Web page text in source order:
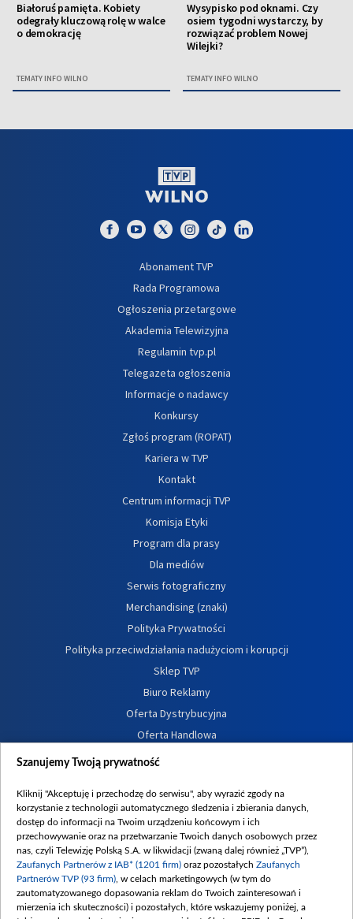
Białoruś pamięta. Kobiety
odegrały kluczową rolę w walce
o demokrację
TEMATY INFO WILNO
Wysypisko pod oknami. Czy
osiem tygodni wystarczy, by
rozwiązać problem Nowej
Wilejki?
TEMATY INFO WILNO
Abonament TVP
Rada Programowa
Ogłoszenia przetargowe
Akademia Telewizyjna
Regulamin tvp.pl
Telegazeta ogłoszenia
Informacje o nadawcy
Konkursy
Zgłoś program (ROPAT)
Kariera w TVP
Kontakt
Centrum informacji TVP
Komisja Etyki
Program dla prasy
Dla mediów
Serwis fotograficzny
Merchandising (znaki)
Polityka Prywatności
Polityka przeciwdziałania nadużyciom i korupcji
Sklep TVP
Biuro Reklamy
Oferta Dystrybucyjna
Oferta Handlowa
Dostępność
Procedura zgłoszeń wewnętrznych
Szanujemy Twoją prywatność
Kliknij "Akceptuję i przechodzę do serwisu", aby wyrazić zgody na
korzystanie z technologii automatycznego śledzenia i zbierania danych,
dostęp do informacji na Twoim urządzeniu końcowym i ich
przechowywanie oraz na przetwarzanie Twoich danych osobowych przez
nas, czyli Telewizję Polską S.A. w likwidacji (zwaną dalej również „TVP”),
Zaufanych Partnerów z IAB* (1201 firm) oraz pozostałych Zaufanych
Partnerów TVP (93 firm) , w celach marketingowych (w tym do
zautomatyzowanego dopasowania reklam do Twoich zainteresowań i
mierzenia ich skuteczności) i pozostałych, które wskazujemy poniżej, a